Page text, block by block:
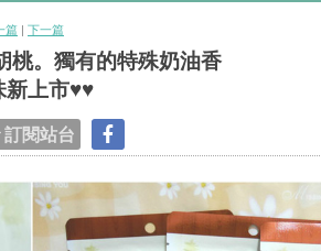
篇 | 下一篇
桃。獨有的特殊奶油香
新上市♥♥
訂閱站台